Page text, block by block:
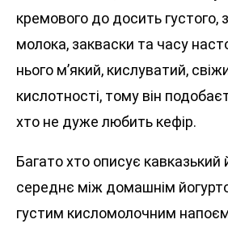
кремового до досить густого,
молока, закваски та часу
нього м’який, кислуватий,
кислотності, тому він
хто не дуже любить кефір.
Багато хто описує кавказький
середнє між домашнім
густим кисломолочним